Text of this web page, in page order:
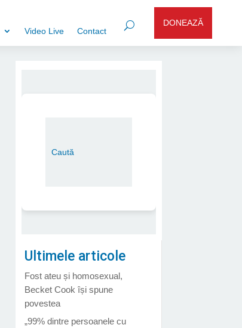
Video Live Contact
DONEAZĂ
Ultimele articole
Fost ateu și homosexual,
Becket Cook își spune
povestea
„99% dintre persoanele cu